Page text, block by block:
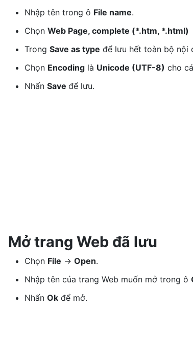
Nhập tên trong ô File name.
Chọn Web Page, complete (*.htm, *.html)
Trong Save as type để lưu hết toàn bộ nội
Chọn Encoding là Unicode (UTF-8) cho
Nhấn Save để lưu.
Mở trang Web đã lưu
Chọn File -> Open.
Nhập tên của trang Web muốn mở trong ô
Nhấn Ok để mở.